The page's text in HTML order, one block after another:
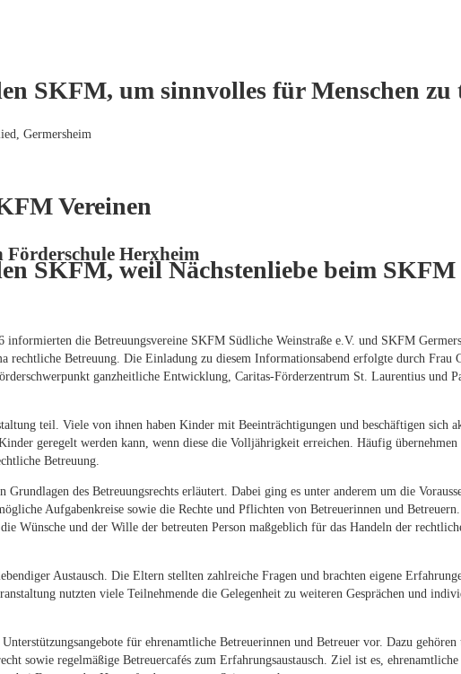
SKFM, um sinnvolles für Menschen zu
Germersheim
SKFM, weil Nächstenliebe beim
Vereinen
Herxheim
die Betreuungsvereine SKFM Südliche Weinstraße e.V. und SKFM
rechtliche Betreuung. Die Einladung zu diesem Informationsabend erfolgte durch Frau
ganzheitliche Entwicklung, Caritas-Förderzentrum St. Laurentius und
teil. Viele von ihnen haben Kinder mit Beeinträchtigungen und beschäftigen sich
geregelt werden kann, wenn diese die Volljährigkeit erreichen. Häufig
Betreuung.
des Betreuungsrechts erläutert. Dabei ging es unter anderem um die
Aufgabenkreise sowie die Rechte und Pflichten von Betreuerinnen und
Wünsche und der Wille der betreuten Person maßgeblich für das Handeln der
Austausch. Die Eltern stellten zahlreiche Fragen und brachten eigene
nutzten viele Teilnehmende die Gelegenheit zu weiteren Gesprächen und
für ehrenamtliche Betreuerinnen und Betreuer vor. Dazu gehören
sowie regelmäßige Betreuercafés zum Erfahrungsaustausch. Ziel ist es,